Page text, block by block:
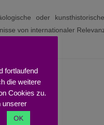
oder
von internationaler
per email an:
fortlaufend
die weitere
Cookies zu.
unserer
OK